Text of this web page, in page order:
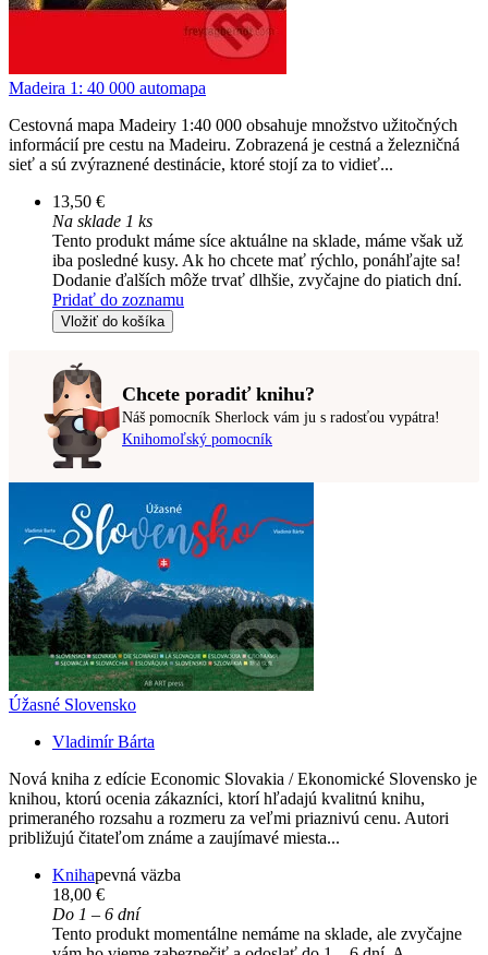
Madeira 1: 40 000 automapa
Cestovná mapa Madeiry 1:40 000 obsahuje množstvo užitočných
informácií pre cestu na Madeiru. Zobrazená je cestná a železničná
sieť a sú zvýraznené destinácie, ktoré stojí za to vidieť...
13,50 €
Na sklade 1 ks
Tento produkt máme síce aktuálne na sklade, máme však už
iba posledné kusy. Ak ho chcete mať rýchlo, ponáhľajte sa!
Dodanie ďalších môže trvať dlhšie, zvyčajne do piatich dní.
Pridať do zoznamu
Vložiť do košíka
Chcete poradiť knihu?
Náš pomocník Sherlock vám ju s radosťou vypátra!
Knihomoľský pomocník
Úžasné Slovensko
Vladimír Bárta
Nová kniha z edície Economic Slovakia / Ekonomické Slovensko je
knihou, ktorú ocenia zákazníci, ktorí hľadajú kvalitnú knihu,
primeraného rozsahu a rozmeru za veľmi priaznivú cenu. Autori
približujú čitateľom známe a zaujímavé miesta...
Knihapevná väzba
18,00 €
Do 1 – 6 dní
Tento produkt momentálne nemáme na sklade, ale zvyčajne